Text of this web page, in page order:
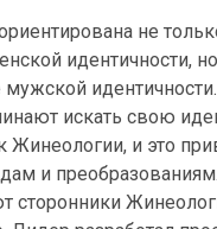
не
идентичности,
искать свою
Жинеологии, и это
и
сторонники